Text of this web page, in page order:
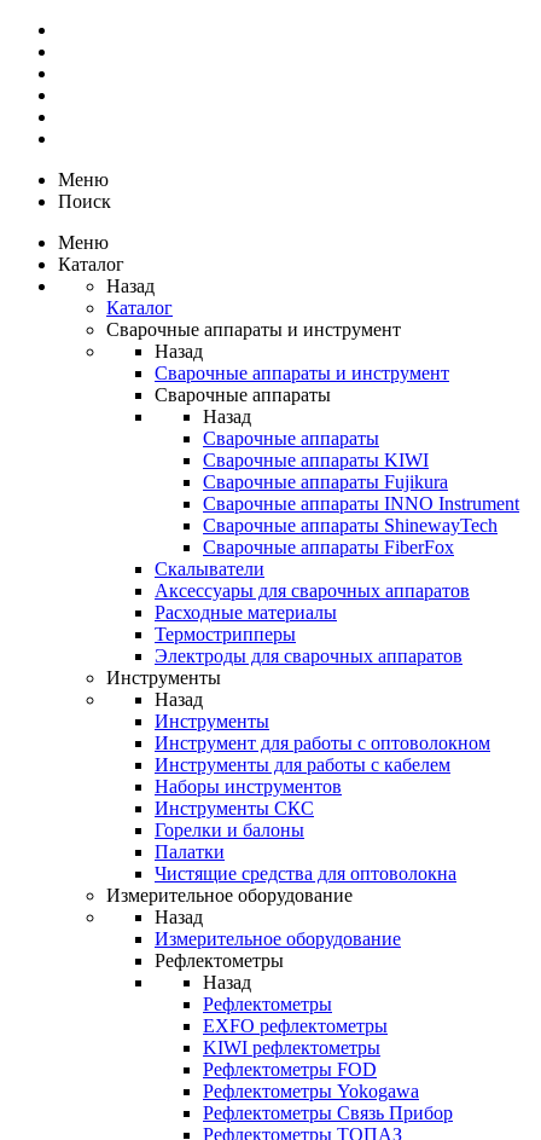
Меню
Поиск
Меню
Каталог
Назад
Каталог
Сварочные аппараты и инструмент
Назад
Сварочные аппараты и инструмент
Сварочные аппараты
Назад
Сварочные аппараты
Сварочные аппараты KIWI
Сварочные аппараты Fujikura
Сварочные аппараты INNO Instrument
Сварочные аппараты ShinewayTech
Cварочные аппараты FiberFox
Скалыватели
Аксессуары для сварочных аппаратов
Расходные материалы
Термострипперы
Электроды для сварочных аппаратов
Инструменты
Назад
Инструменты
Инструмент для работы с оптоволокном
Инструменты для работы с кабелем
Наборы инструментов
Инструменты СКС
Горелки и балоны
Палатки
Чистящие средства для оптоволокна
Измерительное оборудование
Назад
Измерительное оборудование
Рефлектометры
Назад
Рефлектометры
EXFO рефлектометры
KIWI рефлектометры
Рефлектометры FOD
Рефлектометры Yokogawa
Рефлектометры Связь Прибор
Рефлектометры ТОПАЗ